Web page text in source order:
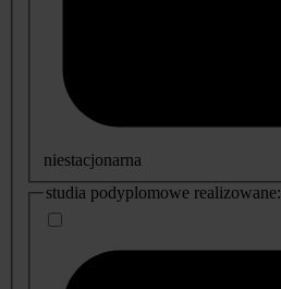
niestacjonarna
studia podyplomowe realizowane: